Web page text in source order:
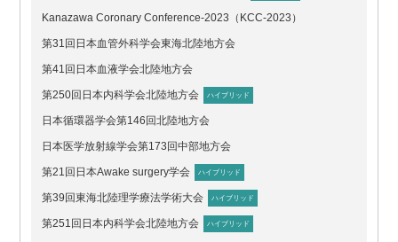
Kanazawa Coronary Conference-2023（KCC-2023）
第31回日本血管外科学会東海北陸地方会
第41回日本血液学会北陸地方会
第250回日本内科学会北陸地方会 ハイブリッド
日本循環器学会第146回北陸地方会
日本医学放射線学会第173回中部地方会
第21回日本Awake surgery学会 ハイブリッド
第39回東海北陸理学療法学術大会 ハイブリッド
第251回日本内科学会北陸地方会 ハイブリッド